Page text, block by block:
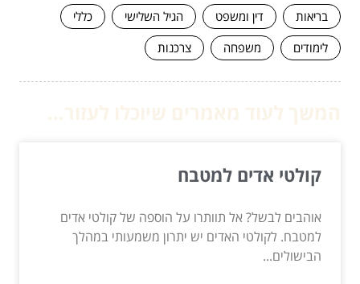
בריאות דין ומשפט הגיל השלישי
כללי
לימודים
משפחה צרכנות
קולטי אדים למטבח
אוהבים לבשל? אל תוותרו על הוספה של קולטי אדים
למטבח. לקולטי האדים יש יתרון משמעותי במהלך
הבישולים...